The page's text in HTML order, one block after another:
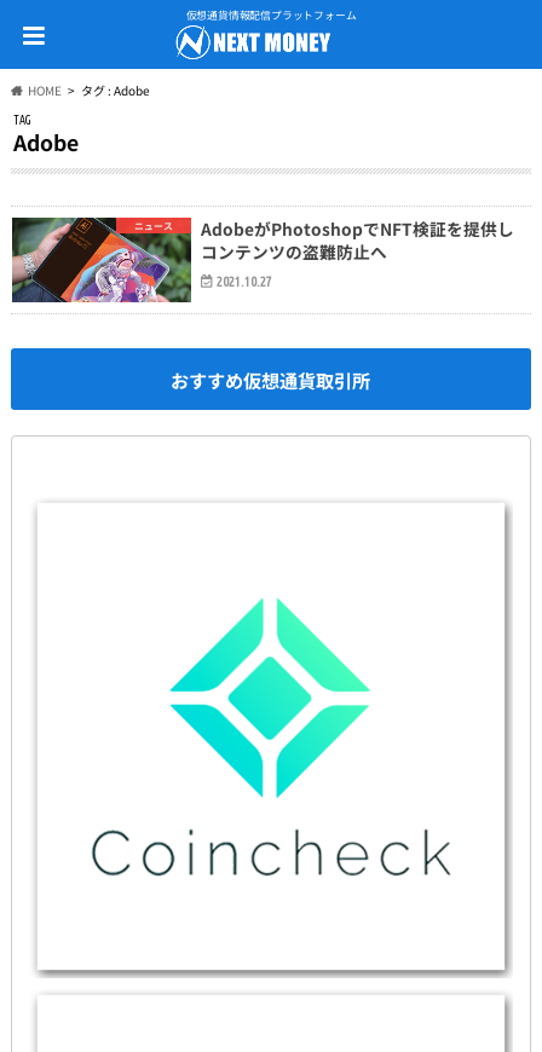
仮想通貨情報配信プラットフォーム
HOME タグ : Adobe
TAG
Adobe
ニュース
AdobeがPhotoshopでNFT検証を提供し
コンテンツの盗難防止へ
2021.10.27
おすすめ仮想通貨取引所